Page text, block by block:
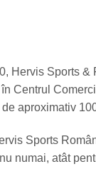
Hervis Sports
Centrul
aproximativ
Sports
numai, atât